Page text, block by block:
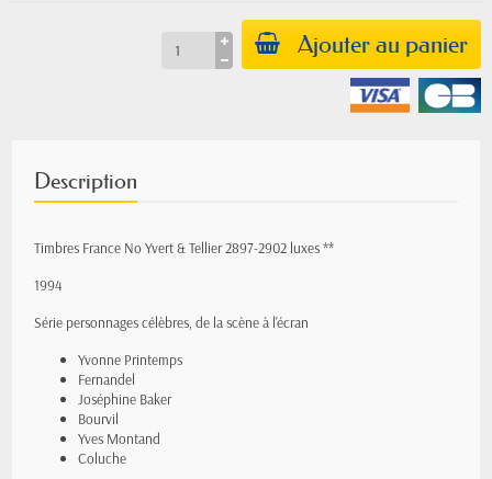
Ajouter au panier
Description
Timbres France No Yvert & Tellier 2897-2902 luxes **
1994
Série personnages célèbres, de la scène à l'écran
Yvonne Printemps
Fernandel
Joséphine Baker
Bourvil
Yves Montand
Coluche